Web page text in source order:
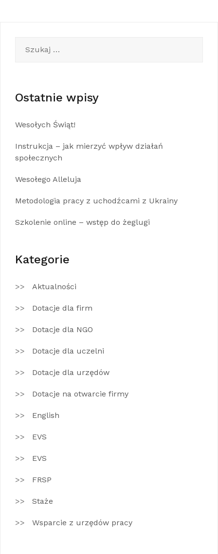
Ostatnie wpisy
Wesołych Świąt!
Instrukcja – jak mierzyć wpływ działań
społecznych
Wesołego Alleluja
Metodologia pracy z uchodźcami z Ukrainy
Szkolenie online – wstęp do żeglugi
Kategorie
Aktualności
Dotacje dla firm
Dotacje dla NGO
Dotacje dla uczelni
Dotacje dla urzędów
Dotacje na otwarcie firmy
English
EVS
EVS
FRSP
Staże
Wsparcie z urzędów pracy